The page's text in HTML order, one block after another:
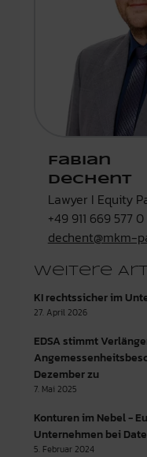
Fabian
Dechent
Lawyer I Equity
+49 911 669 577 0
dechent@mkm-
Weitere
KI rechtssicher im
27. April 2026
EDSA stimmt
Dezember zu
7. Mai 2025
Konturen im Nebel -
Unternehmen bei
5. Februar 2024